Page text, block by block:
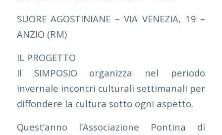
SUORE AGOSTINIANE – VIA VENEZIA, 19 –
ANZIO (RM)
IL PROGETTO
Il SIMPOSIO organizza nel periodo
invernale incontri culturali settimanali per
diffondere la cultura sotto ogni aspetto.
Quest’anno l’Associazione Pontina di